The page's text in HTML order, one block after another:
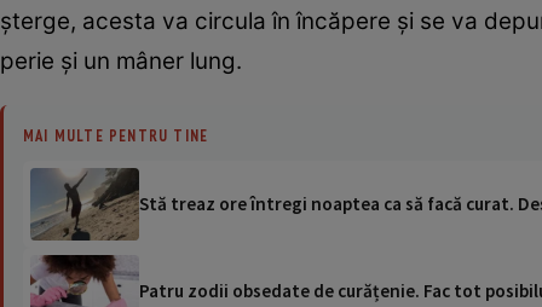
șterge, acesta va circula în încăpere și se va
perie și un mâner lung.
MAI MULTE PENTRU TINE
Stă treaz ore întregi noaptea ca să facă curat.
Patru zodii obsedate de curățenie. Fac tot